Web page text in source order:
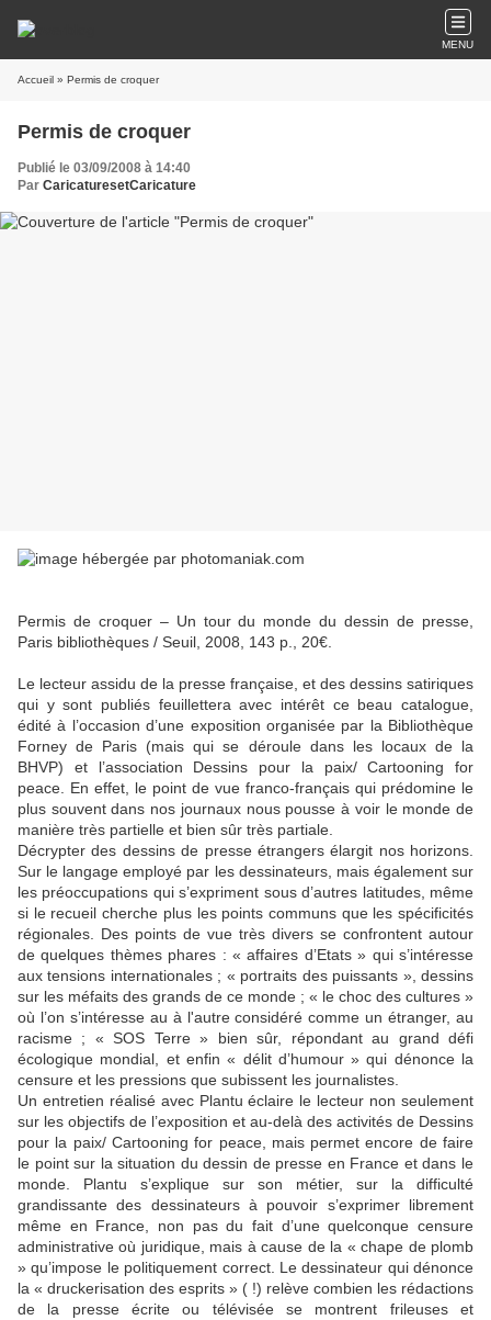
MENU
Accueil » Permis de croquer
Permis de croquer
Publié le 03/09/2008 à 14:40
Par CaricaturesetCaricature
Permis de croquer – Un tour du monde du dessin de presse,
Paris bibliothèques / Seuil, 2008, 143 p., 20€.
Le lecteur assidu de la presse française, et des dessins satiriques
qui y sont publiés feuillettera avec intérêt ce beau catalogue,
édité à l’occasion d’une exposition organisée par la Bibliothèque
Forney de Paris (mais qui se déroule dans les locaux de la
BHVP) et l’association Dessins pour la paix/ Cartooning for
peace. En effet, le point de vue franco-français qui prédomine le
plus souvent dans nos journaux nous pousse à voir le monde de
manière très partielle et bien sûr très partiale.
Décrypter des dessins de presse étrangers élargit nos horizons.
Sur le langage employé par les dessinateurs, mais également sur
les préoccupations qui s’expriment sous d’autres latitudes, même
si le recueil cherche plus les points communs que les spécificités
régionales. Des points de vue très divers se confrontent autour
de quelques thèmes phares : « affaires d’Etats » qui s’intéresse
aux tensions internationales ; « portraits des puissants », dessins
sur les méfaits des grands de ce monde ; « le choc des cultures »
où l’on s’intéresse au à l'autre considéré comme un étranger, au
racisme ; « SOS Terre » bien sûr, répondant au grand défi
écologique mondial, et enfin « délit d’humour » qui dénonce la
censure et les pressions que subissent les journalistes.
Un entretien réalisé avec Plantu éclaire le lecteur non seulement
sur les objectifs de l’exposition et au-delà des activités de Dessins
pour la paix/ Cartooning for peace, mais permet encore de faire
le point sur la situation du dessin de presse en France et dans le
monde. Plantu s’explique sur son métier, sur la difficulté
grandissante des dessinateurs à pouvoir s’exprimer librement
même en France, non pas du fait d’une quelconque censure
administrative où juridique, mais à cause de la « chape de plomb
» qu’impose le politiquement correct. Le dessinateur qui dénonce
la « druckerisation des esprits » ( !) relève combien les rédactions
de la presse écrite ou télévisée se montrent frileuses et